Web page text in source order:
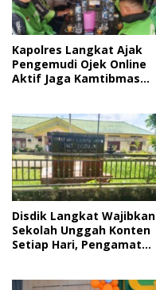
Kapolres Langkat Ajak
Pengemudi Ojek Online
Aktif Jaga Kamtibmas
Disdik Langkat Wajibkan
Sekolah Unggah Konten
Setiap Hari, Pengamat